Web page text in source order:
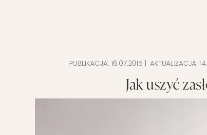
PUBLIKACJA: 16.07.2015 | AKTUALIZACJA:
Jak uszyć